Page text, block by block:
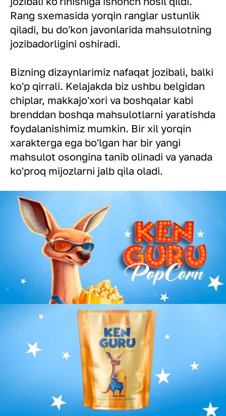
Rang sxemasida yorqin ranglar ustunlik
qiladi, bu do'kon javonlarida mahsulotning
jozibadorligini oshiradi.
Bizning dizaynlarimiz nafaqat jozibali, balki
ko'p qirrali. Kelajakda biz ushbu belgidan
chiplar, makkajo'xori va boshqalar kabi
brenddan boshqa mahsulotlarni yaratishda
foydalanishimiz mumkin. Bir xil yorqin
xarakterga ega bo'lgan har bir yangi
mahsulot osongina tanib olinadi va yanada
ko'proq mijozlarni jalb qila oladi.